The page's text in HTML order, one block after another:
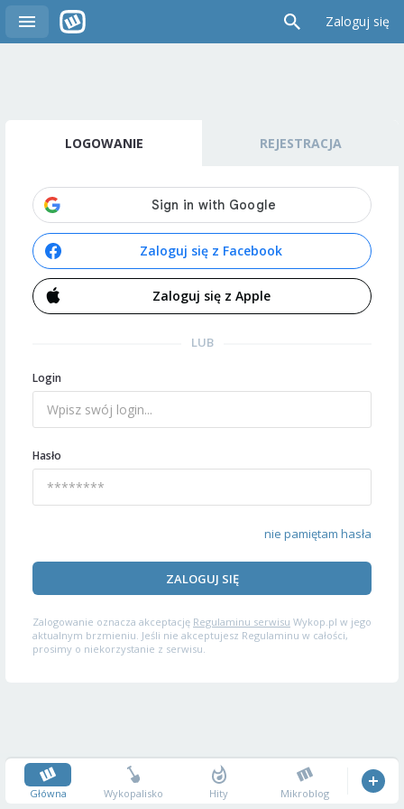
Zaloguj się
LOGOWANIE REJESTRACJA
Zaloguj się z Facebook
Zaloguj się z Apple
LUB
Login
Hasło
nie pamiętam hasła
ZALOGUJ SIĘ
Zalogowanie oznacza akceptację Regulaminu serwisu Wykop.pl w jego
aktualnym brzmieniu. Jeśli nie akceptujesz Regulaminu w całości,
prosimy o niekorzystanie z serwisu.
Główna Wykopalisko Hity Mikroblog